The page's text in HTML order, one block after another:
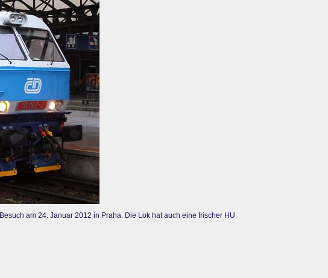
am 24. Januar 2012 in Praha. Die Lok hat auch eine frischer HU